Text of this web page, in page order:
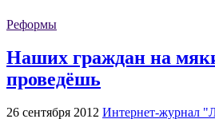
Реформы
Наших граждан на
проведёшь
26 сентября 2012 Интернет-журнал